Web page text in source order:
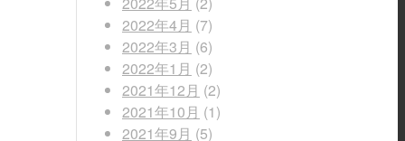
2022年4月 (7)
2022年3月 (6)
2022年1月 (2)
2021年12月 (2)
2021年10月 (1)
2021年9月 (5)